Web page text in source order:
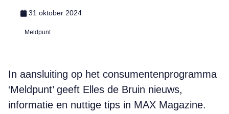
31 oktober 2024
Meldpunt
In aansluiting op het consumentenprogramma
‘Meldpunt’ geeft Elles de Bruin nieuws,
informatie en nuttige tips in MAX Magazine.